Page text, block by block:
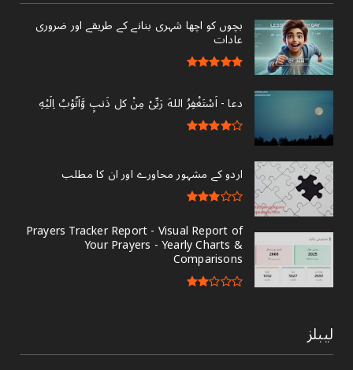
بچوں کو اچھا شہری بنانے کے طریقے اور ضروری
عادات
دعا - ‎اَسْتَغْفِرُ اللهَ رَبِّىْ مِنْ کل ذَنبٍ وَّاَتُوْبُ اِلَيْهِ
اردو کے مشہور محاورے اور ان کا مطلب
Prayers Tracker Report - Visual Report of
Your Prayers - Yearly Charts &
Comparisons
لیبلز